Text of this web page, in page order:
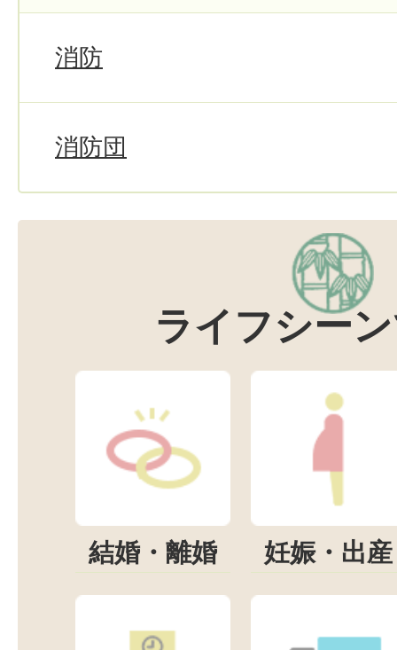
消防
消防団
ライフシー
結婚・離婚 妊娠・出産